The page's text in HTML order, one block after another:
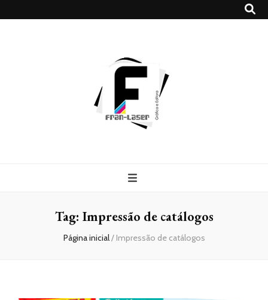
Tag: Impressão de catálogos
Página inicial/ Impressão de catálogos